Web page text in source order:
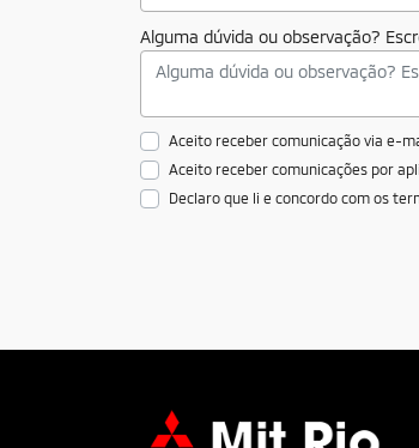
Alguma dúvida ou observação?
Aceito receber comunicação via e-
Aceito receber comunicações por
Declaro que li e concordo com os